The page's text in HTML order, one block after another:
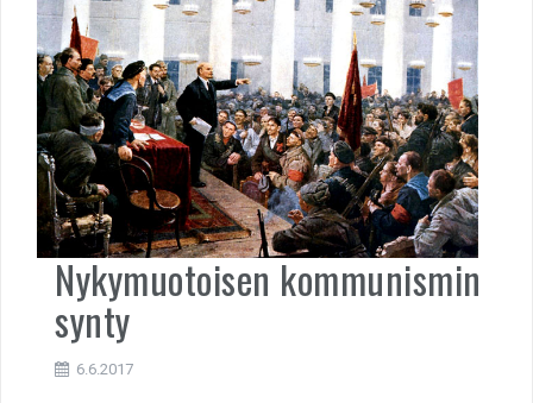
Nykymuotoisen kommunismin
synty
6.6.2017